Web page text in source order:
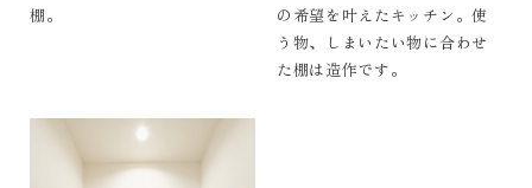
棚。
の希望を叶えたキッチン。使
う物、しまいたい物に合わせ
た棚は造作です。